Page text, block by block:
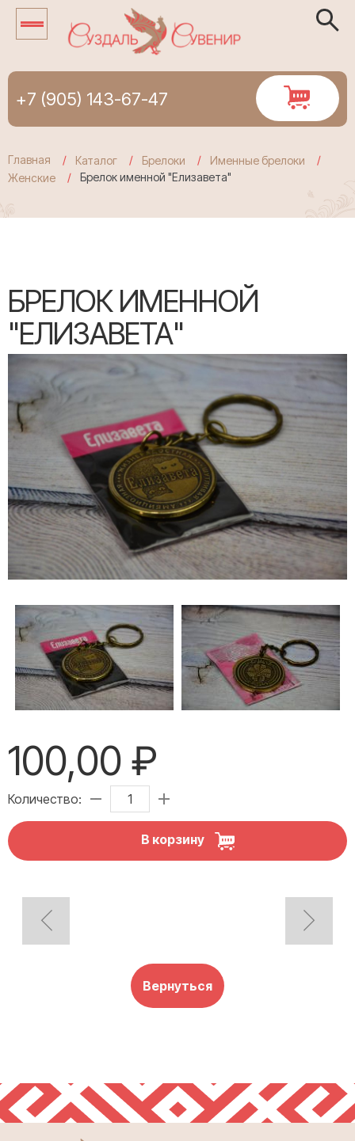
+7 (905) 143-67-47
Главная Каталог Брелоки
Именные брелоки
Женские
Брелок именной "Елизавета"
БРЕЛОК ИМЕННОЙ
"ЕЛИЗАВЕТА"
100,00 ₽
Количество:
В корзину
Вернуться